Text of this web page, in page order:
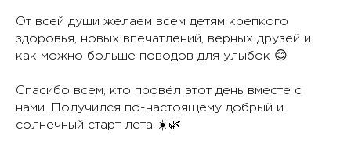
От всей души желаем всем детям крепкого
здоровья, новых впечатлений, верных друзей и
как можно больше поводов для улыбок 😊
Спасибо всем, кто провёл этот день вместе с
нами. Получился по-настоящему добрый и
солнечный старт лета ☀️🌿